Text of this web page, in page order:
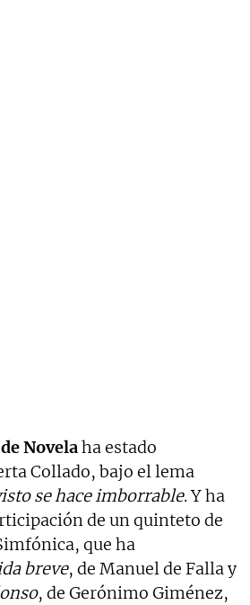
Novelaha estado
Collado, bajo el lema
se hace imborrable. Y ha
de un quinteto de
que ha
breve, de Manuel de Falla y
, de Gerónimo Giménez,